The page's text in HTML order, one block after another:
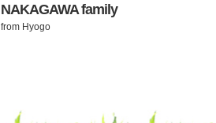
NAKAGAWA family
from Hyogo